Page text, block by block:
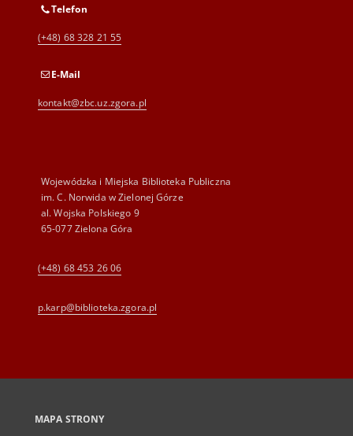
Telefon
(+48) 68 328 21 55
E-Mail
kontakt@zbc.uz.zgora.pl
Wojewódzka i Miejska Biblioteka Publiczna
im. C. Norwida w Zielonej Górze
al. Wojska Polskiego 9
65-077 Zielona Góra
(+48) 68 453 26 06
p.karp@biblioteka.zgora.pl
MAPA STRONY